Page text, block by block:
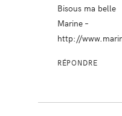
Bisous ma belle
Marine –
http://
RÉPONDRE